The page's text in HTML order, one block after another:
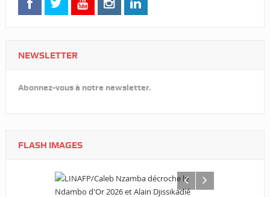
NEWSLETTER
Abonnez-vous à notre newsletter.
FLASH IMAGES